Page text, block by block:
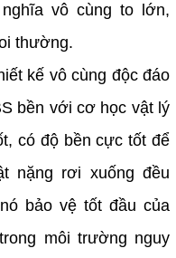
vô cùng to lớn,
thường.
kế vô cùng độc đáo
bền với cơ học vật lý
có độ bền cực tốt để
nặng rơi xuống đều
bảo vệ tốt đầu của
môi trường nguy